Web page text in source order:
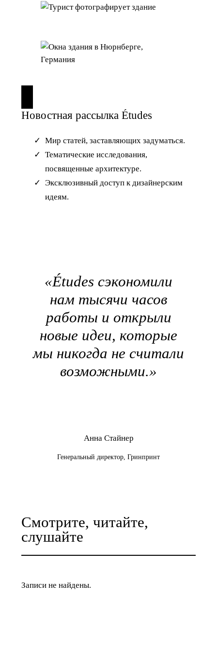
Новостная рассылка Études
Мир статей, заставляющих задуматься.
Тематические исследования,
посвященные архитектуре.
Эксклюзивный доступ к дизайнерским
идеям.
«Études сэкономили
нам тысячи часов
работы и открыли
новые идеи, которые
мы никогда не считали
возможными.»
Анна Стайнер
Генеральный директор, Гринпринт
Смотрите, читайте,
слушайте
Записи не найдены.